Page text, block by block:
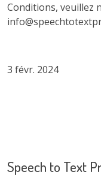
Conditions, veuillez
3 févr. 2024
Speech to Text